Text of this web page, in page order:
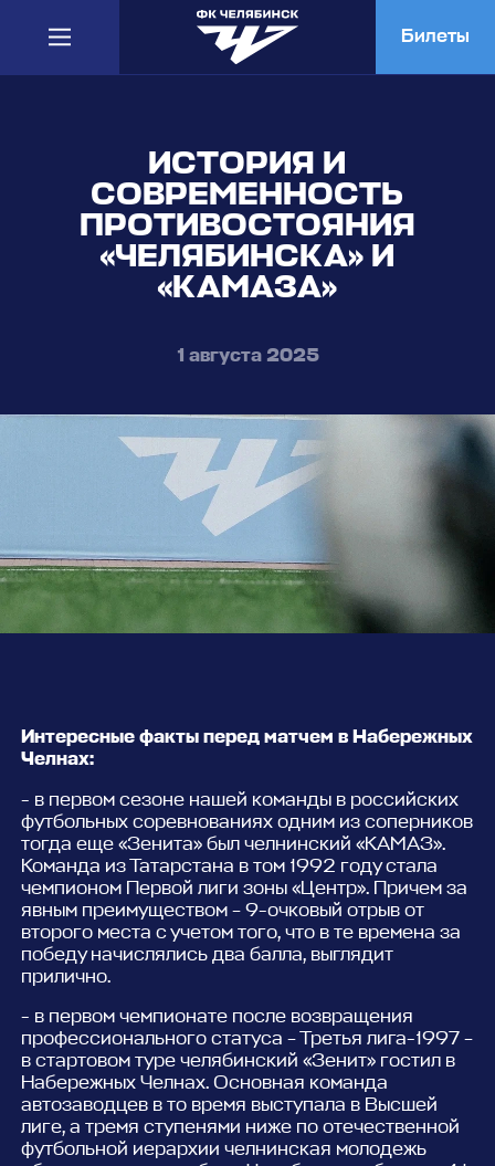
Билеты
ИСТОРИЯ И
СОВРЕМЕННОСТЬ
ПРОТИВОСТОЯНИЯ
«ЧЕЛЯБИНСКА» И
«КАМАЗА»
1 августа 2025
Интересные факты перед матчем в Набережных
Челнах:
- в первом сезоне нашей команды в российских
футбольных соревнованиях одним из соперников
тогда еще «Зенита» был челнинский «КАМАЗ».
Команда из Татарстана в том 1992 году стала
чемпионом Первой лиги зоны «Центр». Причем за
явным преимуществом – 9-очковый отрыв от
второго места с учетом того, что в те времена за
победу начислялись два балла, выглядит
прилично.
- в первом чемпионате после возвращения
профессионального статуса – Третья лига-1997 –
в стартовом туре челябинский «Зенит» гостил в
Набережных Челнах. Основная команда
автозаводцев в то время выступала в Высшей
лиге, а тремя ступенями ниже по отечественной
футбольной иерархии челнинская молодежь